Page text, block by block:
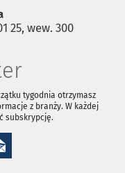
25, wew. 300
tygodnia otrzymasz
z branży. W każdej
subskrypcję.